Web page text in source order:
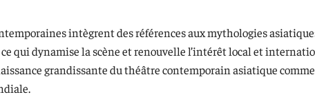
intègrent des références aux mythologies
qui dynamise la scène et renouvelle l’intérêt local et
grandissante du théâtre contemporain asiatique